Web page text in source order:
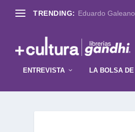
TRENDING: Eduardo
ENTREVISTA LA BOLSA DE